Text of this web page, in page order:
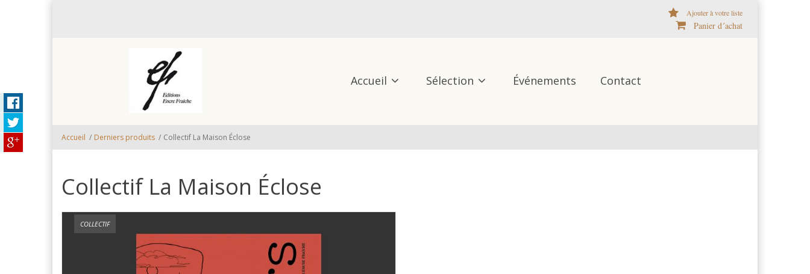
Ajouter à votre liste
Panier d´achat
Accueil Sélection Événements Contact
Accueil / Derniers produits / Collectif La Maison Éclose
Collectif La Maison Éclose
COLLECTIF